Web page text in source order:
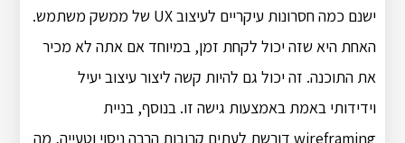
ישנם כמה חסרונות עיקריים לעיצוב UX של ממשק משתמש.
האחת היא שזה יכול לקחת זמן, במיוחד אם אתה לא מכיר
את התוכנה. זה יכול גם להיות קשה ליצור עיצוב יעיל
וידידותי באמת באמצעות גישה זו. בנוסף, בניית
wireframing דורשת לעתים קרובות הרבה ניסוי וטעייה, מה